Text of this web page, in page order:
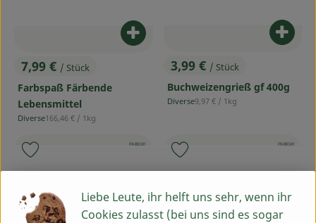
, Preis:
7,99 € / Stück
Farbspaß Färbende
Lebensmittel
, Herkunft:
Diverse, Referenzpreis:
166,46 € / 1kg
Produkt zum Warenkorb
, Preis:
3,99 € / Stück
Buchweizengrieß gf 400g
, Herkunft:
Diverse, Referenzpreis:
9,97 € / 1kg
, Verband:
, Kontrollstelle:
FR-BIO-01
Produkt zu Favouriten hinzufügen
,, Kontrollstelle:
FR-BIO-01
Liebe Leute, ihr helft uns sehr, wenn ihr
Cookies zulasst (bei uns sind es sogar